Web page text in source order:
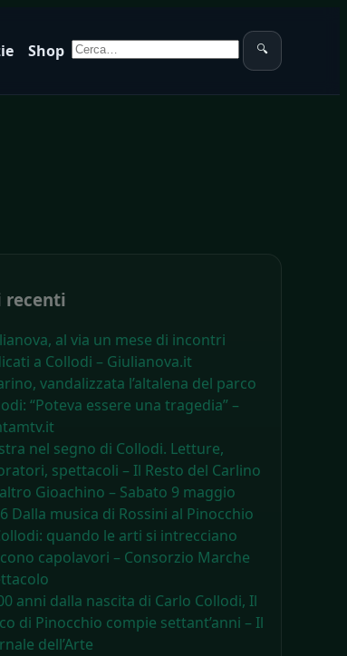
Shop Cerca: 🔍
recenti
al via un mese di incontri
a Collodi – Giulianova.it
vandalizzata l’altalena del parco
“Poteva essere una tragedia” –
nel segno di Collodi. Letture,
spettacoli – Il Resto del Carlino
Gioachino – Sabato 9 maggio
Dalla musica di Rossini al Pinocchio
quando le arti si intrecciano
capolavori – Consorzio Marche
anni dalla nascita di Carlo Collodi, Il
di Pinocchio compie settant’anni – Il
dell’Arte